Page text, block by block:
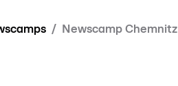
Newscamp Chemnitz